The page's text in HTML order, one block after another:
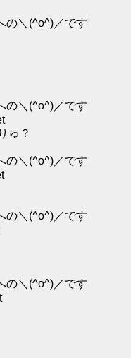
の＼(^o^)／です
の＼(^o^)／です
ゅ？
の＼(^o^)／です
の＼(^o^)／です
の＼(^o^)／です